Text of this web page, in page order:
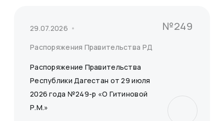
29.07.2026
Распоряжения Правительства РД
№249
Распоряжение Правительства
Республики Дагестан от 29 июля
2026 года №249-р «О Гитиновой
Р.М.»